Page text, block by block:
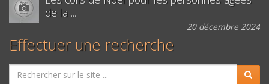
de la ...
20 décembre 2024
Effectuer une recherche